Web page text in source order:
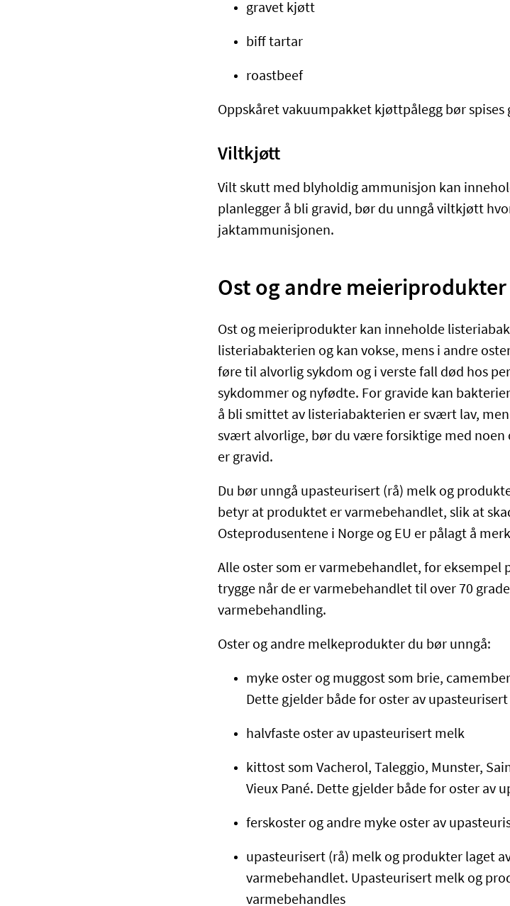
gravet kjøtt
biff tartar
roastbeef
Oppskåret vakuumpakket kjøttpålegg bør
Viltkjøtt
Vilt skutt med blyholdig ammunisjon kan
planlegger å bli gravid, bør du unngå viltkjøtt
jaktammunisjonen.
Ost og andre meieriprodukter
Ost og meieriprodukter kan inneholde
listeriabakterien og kan vokse, mens i andre
føre til alvorlig sykdom og i verste fall død hos
sykdommer og nyfødte. For gravide kan
å bli smittet av listeriabakterien er svært lav,
svært alvorlige, bør du være forsiktige med noen
er gravid.
Du bør unngå upasteurisert (rå) melk og
betyr at produktet er varmebehandlet, slik at
Osteprodusentene i Norge og EU er pålagt å
Alle oster som er varmebehandlet, for eksempel
trygge når de er varmebehandlet til over 70
varmebehandling.
Oster og andre melkeprodukter du bør unngå:
myke oster og muggost som brie,
Dette gjelder både for oster av
halvfaste oster av upasteurisert melk
kittost som Vacherol, Taleggio, Munster,
Vieux Pané. Dette gjelder både for oster av
ferskoster og andre myke oster av
upasteurisert (rå) melk og produkter laget
varmebehandlet. Upasteurisert melk og
varmebehandles